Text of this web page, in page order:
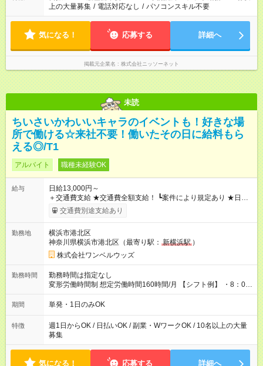
上の大量募集 / 電話対応なし / パソコンスキル不要
気になる！ 応募する 詳細へ
掲載元企業名 株式会社ニッソーネット
未読
ちいさいかわいいキャラのイベントも！好きな場
所で働ける☆来社不要！働いたその日に給料もら
える◎/T1
アルバイト 職種未経験OK
給与
日給13,000円～
＋交通費支給 ★交通費全額支給！ ┗案件により規定あり ★日払
いOK！（規定あり） ┗働いたその日に現金GET♪ お仕事後はコ
ンビニATMから 日払い分を引き落とせます！ 【試用期間】試
交通費別途支給あり
勤務地
横浜市港北区
神奈川県横浜市港北区（最寄り駅： 新横浜駅 ）
株式会社ワンベルウッズ
勤務時間
勤務時間は指定なし
変形労働時間制 想定労働時間160時間/月 【シフト例】 ・8：00
～21：00
期間 単発・1日のみOK
特徴
週1日からOK / 日払いOK / 副業・WワークOK / 10名以上の大量
募集
気になる！ 応募する 詳細へ